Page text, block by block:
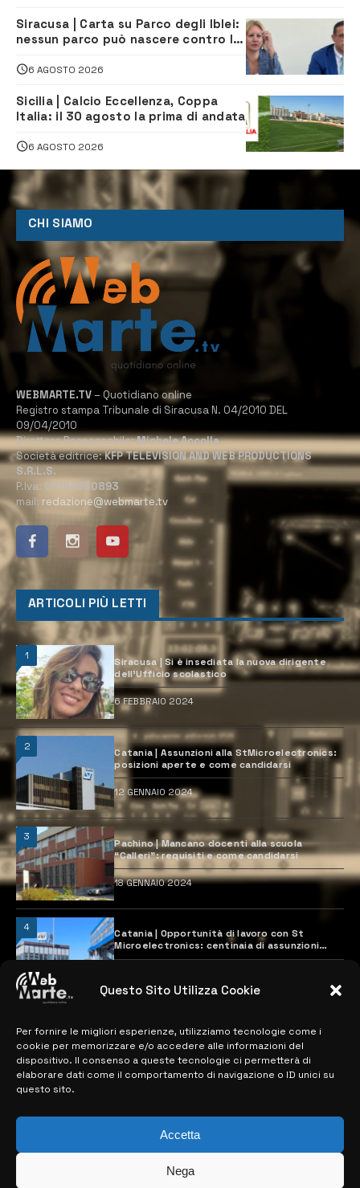
Questo Sito Utilizza Cookie
Per fornire le migliori esperienze, utilizziamo tecnologie come i
cookie per memorizzare e/o accedere alle informazioni del
dispositivo. Il consenso a queste tecnologie ci permetterà di
elaborare dati come il comportamento di navigazione o ID unici su
questo sito.
Accetta
Nega
Siracusa | Carta su Parco degli Iblei:
nessun parco può nascere contro le
6 AGOSTO 2026
Sicilia | Calcio Eccellenza, Coppa
Italia: il 30 agosto la prima di andata
6 AGOSTO 2026
CHI SIAMO
WEBMARTE.TV – Quotidiano online
Registro stampa Tribunale di Siracusa N. 04/2010 DEL
09/04/2010
Direttore Responsabile:Michele Accolla
Società editrice:KFP TELEVISION AND WEB PRODUCTIONS
S.R.L.S.
P.Iva: 02184950893
mail: redazione@webmarte.tv
ARTICOLI PIÙ LETTI
1
Siracusa | Si è insediata la nuova dirigente
dell’Ufficio scolastico
6 FEBBRAIO 2024
2
Catania | Assunzioni alla StMicroelectronics:
posizioni aperte e come candidarsi
12 GENNAIO 2024
3
Pachino | Mancano docenti alla scuola
“Calleri”: requisiti e come candidarsi
18 GENNAIO 2024
4
Catania | Opportunità di lavoro con St
Microelectronics: centinaia di assunzioni
previste
MAPPA DEL SITO
> NOTIZIE